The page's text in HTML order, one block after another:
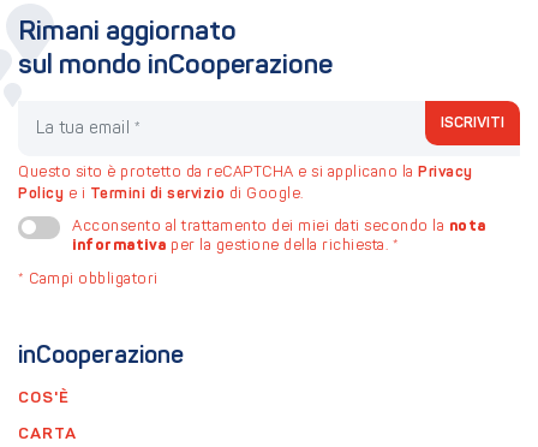
inCooperazione
COS'È
CARTA
Rimani aggiornato
sul mondo inCooperazione
ISCRIVITI
Questo sito è protetto da reCAPTCHA e si applicano la Privacy
Policy e i Termini di servizio di Google.
Acconsento al trattamento dei miei dati secondo la nota
informativa per la gestione della richiesta. *
* Campi obbligatori